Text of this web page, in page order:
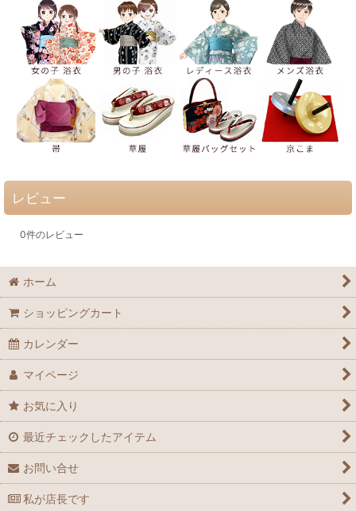
レビュー
0件のレビュー
ホーム
ショッピングカート
カレンダー
マイページ
お気に入り
最近チェックしたアイテム
お問い合せ
私が店長です